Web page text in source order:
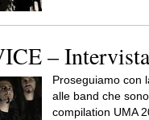
– Intervista
Proseguiamo con
alle band che
compilation UMA